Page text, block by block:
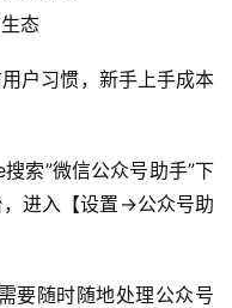
态
户习惯，新手上手成本
索”微信公众号助手”下
进入【设置→公众号助
要随时随地处理公众号